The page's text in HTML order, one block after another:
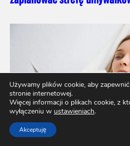
Używamy plików cookie, aby
stronie internetowej.
Więcej informacji o plikach cookie, z
wyłączeniu w ustawieniach.
Akceptuję